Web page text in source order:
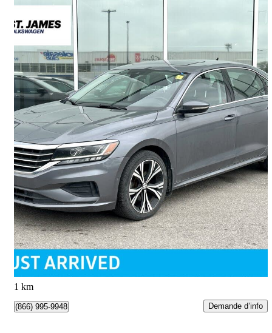
2020 Volkswagen Passat
2.0T SEL FWD100 502 km
19 250 $ Affaire formidable
338 $/mois env.
Winnipeg, MB
1 km
(866) 995-9948 Demande d’info